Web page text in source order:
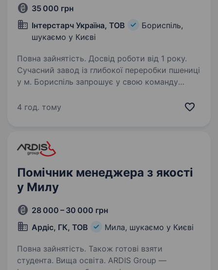
35 000 грн
Інтерстарч Україна, ТОВ
Бориспіль,
шукаємо у Києві
Повна зайнятість. Досвід роботи від 1 року.
Сучасний завод із глибокої переробки пшениці
у м. Бориспіль запрошує у свою команду
Наш завод — один із найсучасніших
4 год. тому
Помічник менеджера з якості
у Милу
28 000 – 30 000 грн
Ардіс, ГК, ТОВ
Мила, шукаємо у Києві
Повна зайнятість. Також готові взяти
студента. Вища освіта. ARDIS Group —